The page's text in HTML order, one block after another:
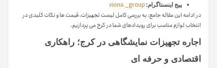
پیج اینستاگرام: viona._group
در ادامه این مقاله جامع، به بررسی کامل لیست تجهیزات، قیمت ها و نکات کلیدی در
انتخاب لوازم مناسب برای رویدادهای شما در کرج می پردازیم.
اجاره تجهیزات نمایشگاهی در کرج؛ راهکاری
اقتصادی و حرفه ای